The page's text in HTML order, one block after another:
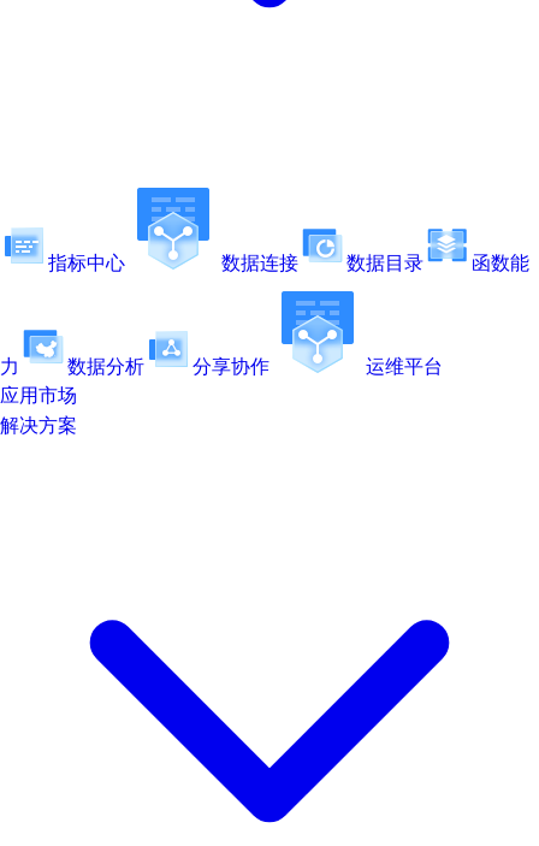
指标中心 数据连接 数据目录 函数能
力 数据分析 分享协作 运维平台
应用市场
解决方案